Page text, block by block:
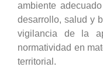
ambiente
desarrollo, salud y
vigilancia de la
normatividad en
territorial.